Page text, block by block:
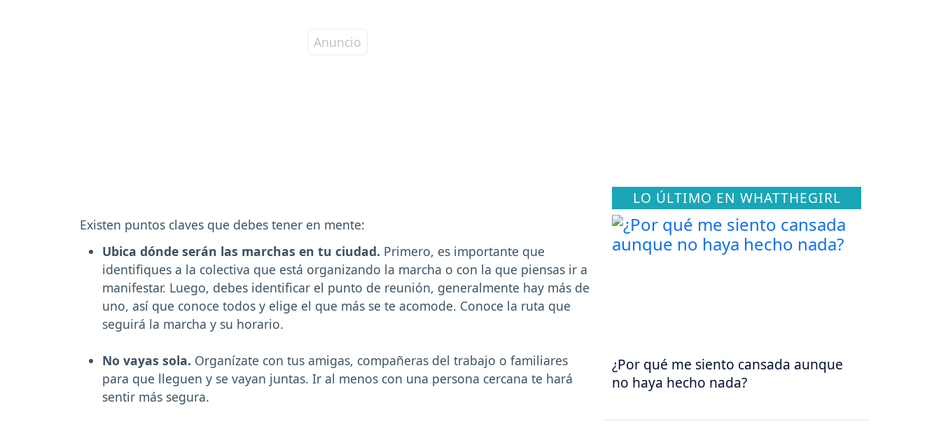
Existen puntos claves que debes tener en mente:
Ubica dónde serán las marchas en tu ciudad. Primero, es importante que
identifiques a la colectiva que está organizando la marcha o con la que piensas ir a
manifestar. Luego, debes identificar el punto de reunión, generalmente hay más de
uno, así que conoce todos y elige el que más se te acomode. Conoce la ruta que
seguirá la marcha y su horario.
No vayas sola. Organízate con tus amigas, compañeras del trabajo o familiares
para que lleguen y se vayan juntas. Ir al menos con una persona cercana te hará
sentir más segura.
LO ÚLTIMO EN WHATTHEGIRL
¿Por qué me siento cansada aunque
no haya hecho nada?